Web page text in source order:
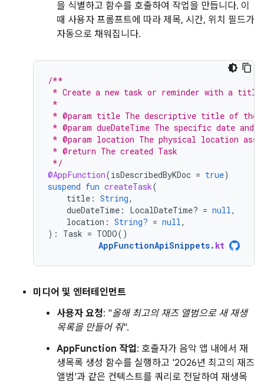
을 식별하고 함수를 호출하여 작업을 만듭니다. 이
때 사용자 프롬프트에 따라 제목, 시간, 위치 필드가
자동으로 채워집니다.
/**
* Create a new task or reminder with a
*
* @param title The descriptive title of the
* @param dueDateTime The specific date
* @param location The physical location
* @return The created Task
*/
@AppFunction(isDescribedByKDoc = true)
suspend fun createTask(
title : String,
dueDateTime : LocalDateTime? = null,
location : String? = null,
):
Task = TODO()
AppFunctionApiSnippets. kt
미디어 및 엔터테인먼트
사용자 요청: "올해 최고의 재즈 앨범으로 새 재생
목록을 만들어 줘".
AppFunction 작업: 호출자가 음악 앱 내에서 재
생목록 생성 함수를 실행하고 '2026년 최고의 재즈
앨범'과 같은 컨텍스트를 쿼리로 전달하여 재생목